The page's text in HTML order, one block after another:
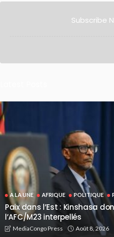
Subscribe
A LA UNE AFRIQUE POLITIQUE
Paix dans l’Est : Kinshasa
l’AFC/M23 interpellés
MediaCongo Press Août 8, 2026